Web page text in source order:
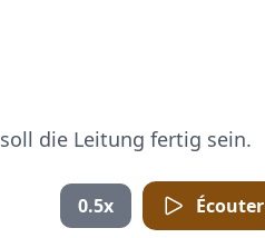
die Leitung fertig sein.
0.5x Écouter